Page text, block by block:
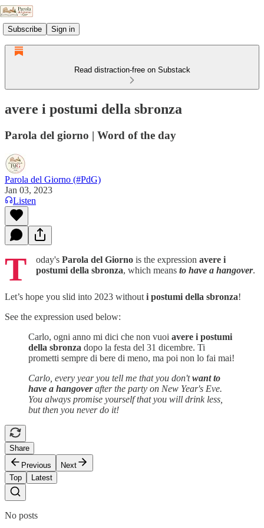
Subscribe Sign in
Read distraction-free on Substack
avere i postumi della sbronza
Parola del giorno | Word of the day
Parola del Giorno (#PdG)
Jan 03, 2023
Listen
T oday's Parola del Giorno is the expression avere i
postumi della sbronza, which means to have a hangover.
Let’s hope you slid into 2023 without i postumi della sbronza!
See the expression used below:
Carlo, ogni anno mi dici che non vuoi avere i postumi
della sbronza dopo la festa del 31 dicembre. Ti
prometti sempre di bere di meno, ma poi non lo fai mai!
Carlo, every year you tell me that you don'twant to
have a hangoverafter the party on New Year's Eve.
You always promise yourself that you will drink less,
but then you never do it!
Share
Previous
Next
Top
Latest
No posts